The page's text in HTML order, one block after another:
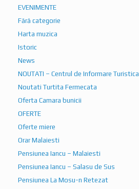
EVENIMENTE
Fără categorie
Harta muzica
Istoric
News
NOUTATI – Centrul de Informare Turistica
Noutati Turtita Fermecata
Oferta Camara bunicii
OFERTE
Oferte miere
Orar Malaiesti
Pensiunea Iancu – Malaiesti
Pensiunea Iancu – Salasu de Sus
Pensiunea La Mosu-n Retezat